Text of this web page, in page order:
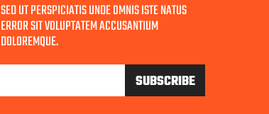
SED UT PERSPICIATIS UNDE OMNIS ISTE NATUS
ERROR SIT VOLUPTATEM ACCUSANTIUM
DOLOREMQUE.